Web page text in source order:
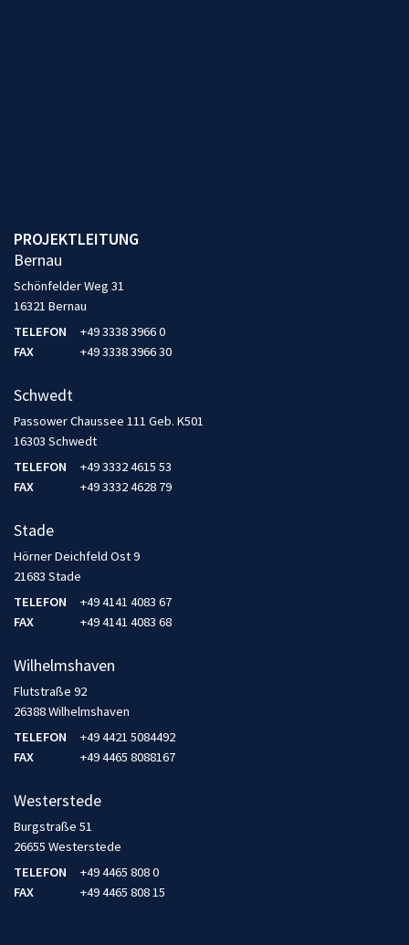
PROJEKTLEITUNG
Bernau
Schönfelder Weg 31
16321 Bernau
TELEFON
+49 3338 3966 0
FAX
+49 3338 3966 30
Schwedt
Passower Chaussee 111 Geb. K501
16303 Schwedt
TELEFON
+49 3332 4615 53
FAX
+49 3332 4628 79
Stade
Hörner Deichfeld Ost 9
21683 Stade
TELEFON
+49 4141 4083 67
FAX
+49 4141 4083 68
Wilhelmshaven
Flutstraße 92
26388 Wilhelmshaven
TELEFON
+49 4421 5084492
FAX
+49 4465 8088167
Westerstede
Burgstraße 51
26655 Westerstede
TELEFON
+49 4465 808 0
FAX
+49 4465 808 15